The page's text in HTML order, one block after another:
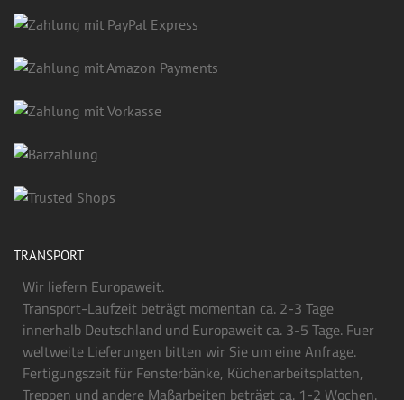
TRANSPORT
Wir liefern Europaweit.
Transport-Laufzeit beträgt momentan ca. 2-3 Tage
innerhalb Deutschland und Europaweit ca. 3-5 Tage. Fuer
weltweite Lieferungen bitten wir Sie um eine Anfrage.
Fertigungszeit für Fensterbänke, Küchenarbeitsplatten,
Treppen und andere Maßarbeiten beträgt ca. 1-2 Wochen.